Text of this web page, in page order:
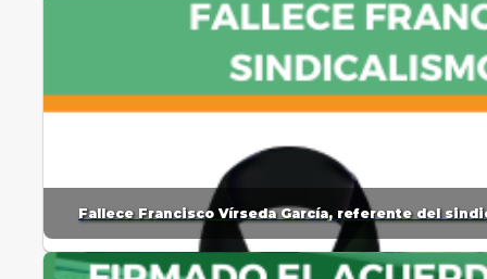
Fallece Francisco Vírseda García, referente del